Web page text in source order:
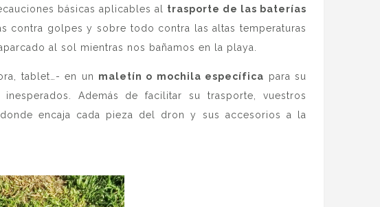
básicas aplicables al trasporte de las baterías
contra golpes y sobre todo contra las altas temperaturas
al sol mientras nos bañamos en la playa.
tablet…- en un maletín o mochila específica para su
Además de facilitar su trasporte, vuestros
encaja cada pieza del dron y sus accesorios a la